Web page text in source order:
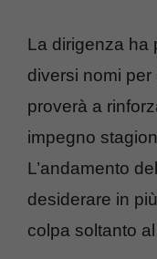
La dirigenza ha
diversi nomi
proverà a
impegno
L’andamento
desiderare in
colpa soltanto